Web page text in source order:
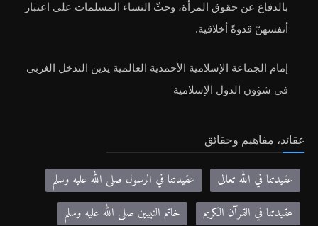
بالدفاع عن حقوق المرأة، وحثّ النساء المسلمات على اعتبار
أنفسهنّ قدوةً أخلاقية.
إمام الجماعة الإسلامية الأحمدية العالمية يدين التدخل الغربي
في شؤون الدول الإسلامية
عقائد، مفاهيم وحقائق
عقيدتنا في الله تعالى
عقيدتنا في الرسول صلى الله عليه وسلم
عقيدتنا في القرآن الكريم
خاتم النبيين صلى الله عليه وسلم